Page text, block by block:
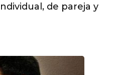
de pareja y